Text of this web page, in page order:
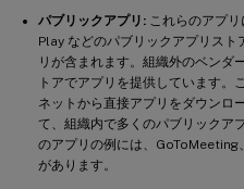
パブリックアプリ: これらのアプ
Play などのパブリックアプリス
リが含まれます。組織外のベンダ
トアでアプリを提供しています。
ネットから直接アプリをダウンロ
て、組織内で多くのパブリックア
のアプリの例には、
があります。